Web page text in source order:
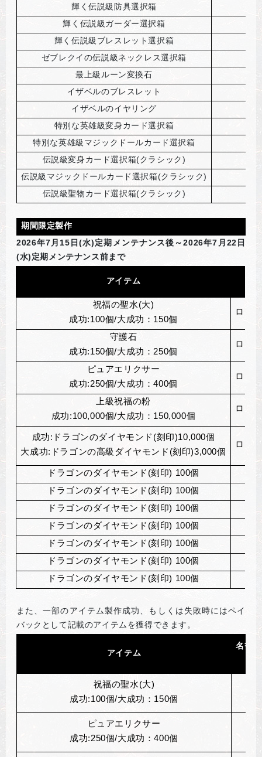
輝く伝説級防具選択箱
輝く伝説級ガーダー選択箱
輝く伝説級ブレスレット選択箱
ゼブレクイの伝説級ネックレス選択箱
最上級ルーン変換石
イザベルのブレスレット
イザベルのイヤリング
特別な英雄級変身カード選択箱
特別な英雄級マジックドールカード選択箱
伝説級変身カード選択箱(クラシック)
伝説級マジックドールカード選択箱(クラシック)
伝説級聖物カード選択箱(クラシック)
期間限定製作
2026年7月15日(水)定期メンテナンス後～2026年7月22日
(水)定期メンテナンス前まで
アイテム
祝福の聖水(大)
成功:100個/大成功：150個
ロー
守護石
成功:150個/大成功：250個
ロー
ピュアエリクサー
成功:250個/大成功：400個
ロー
上級祝福の粉
成功:100,000個/大成功：150,000個
ロー
成功:ドラゴンのダイヤモンド(刻印)10,000個
大成功:ドラゴンの高級ダイヤモンド(刻印)3,000個
ロー
ドラゴンのダイヤモンド(刻印) 100個
ドラゴンのダイヤモンド(刻印) 100個
ドラゴンのダイヤモンド(刻印) 100個
ドラゴンのダイヤモンド(刻印) 100個
ドラゴンのダイヤモンド(刻印) 100個
ドラゴンのダイヤモンド(刻印) 100個
ドラゴンのダイヤモンド(刻印) 100個
また、一部のアイテム製作成功、もしくは失敗時にはペイ
バックとして記載のアイテムを獲得できます。
アイテム
名誉
祝福の聖水(大)
成功:100個/大成功：150個
ピュアエリクサー
成功:250個/大成功：400個